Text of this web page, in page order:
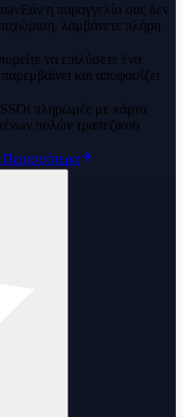
Εάν η παραγγελία σας δεν
λαμβάνετε πλήρη
να επιλύσετε ένα
και αποφασίζει
Οι πληρωμές με κάρτα
πυλών τραπεζικού